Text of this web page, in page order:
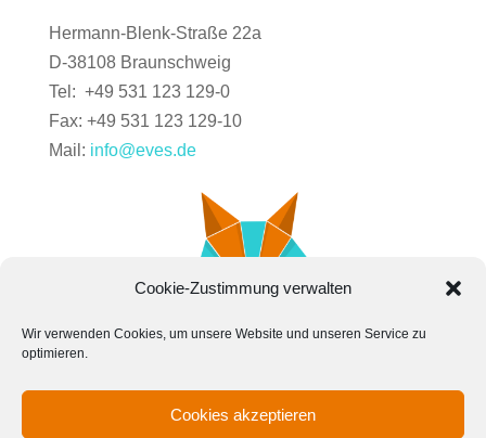
Cookie-Zustimmung verwalten
Wir verwenden Cookies, um unsere Website und unseren Service zu
optimieren.
Cookies akzeptieren
Hermann-Blenk-Straße 22a
D-38108 Braunschweig
Tel: +49 531 123 129-0
Fax: +49 531 123 129-10
Mail: info@eves.de